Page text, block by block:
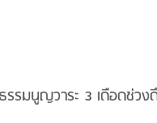
ธรรมนูญวาระ 3 เดือด